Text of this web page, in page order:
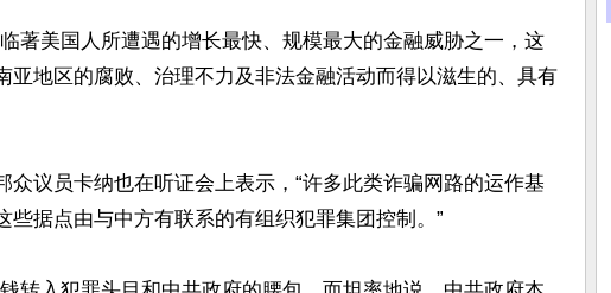
著美国人所遭遇的增长最快、规模最大的金融威胁之一，这
亚地区的腐败、治理不力及非法金融活动而得以滋生的、具有
众议员卡纳也在听证会上表示，“许多此类诈骗网路的运作基
些据点由与中方有联系的有组织犯罪集团控制。”